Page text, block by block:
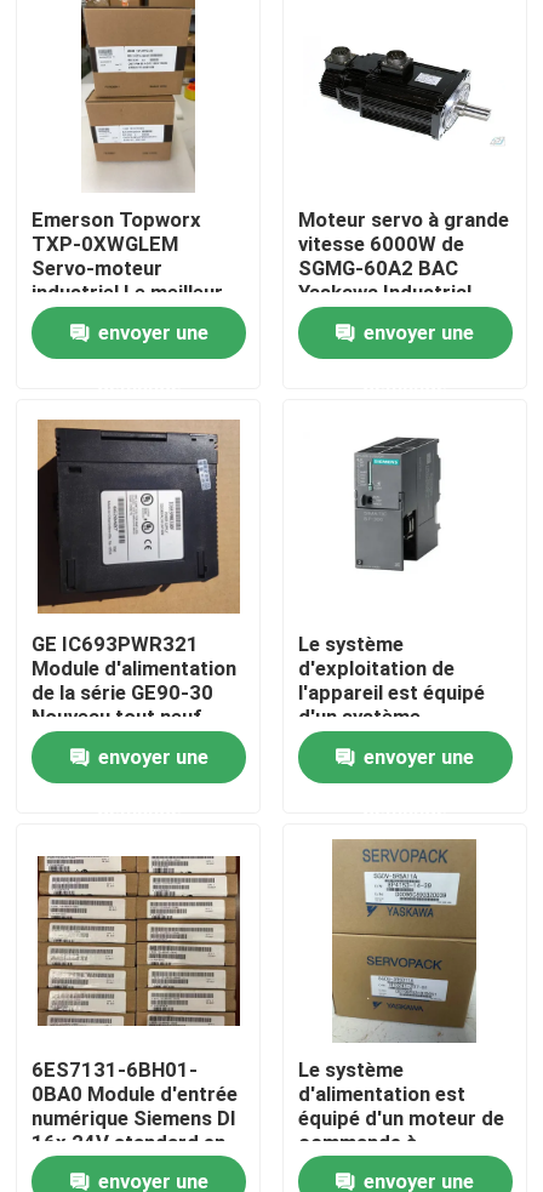
Maison
Produits
Au sujet de nous
Visite d'usine
Contactez-nous
Demandez une citation
Servomoteur industriel
Commandes servo industrielles
Amplificateur servo à C.A.
Emerson Topworx
TXP-0XWGLEM
Servo-moteur
industriel Le meilleur
prix
envoyer une
Moteur servo à grande
vitesse 6000W de
SGMG-60A2 BAC
Yaskawa Industrial
Servo Motor
envoyer une
GE IC693PWR321
Module d'alimentation
de la série GE90-30
Nouveau tout neuf
envoyer une
Le système
d'exploitation de
l'appareil est équipé
d'un système
d'exploitation de
l'appareil, qui est
équipé d'un système
l'appareil.
envoyer une
6ES7131-6BH01-
0BA0 Module d'entrée
numérique Siemens DI
16x 24V standard en
courant continu
envoyer une
Le système
d'alimentation est
équipé d'un moteur de
commande à
commande
envoyer une